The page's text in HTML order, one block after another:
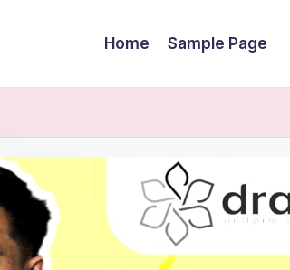
Home Sample Page